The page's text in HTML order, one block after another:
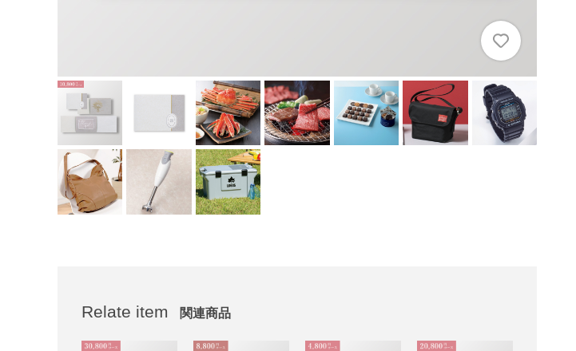
Relate item 関連商品